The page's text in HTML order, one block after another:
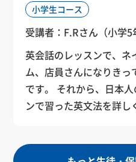
小学生コース
受講者：F.Rさん（小学5
英会話のレッスンで、
ム、店員さんになりき
です。 それから、日本
ンで習った英文法を詳し
メッセージ
日本も日本の食べ物も大
も好きです。
一緒に楽しく英語を学び
す！
メッセージ
生徒一人一人の気持ちに
出すことを大切にしてい
明るく元気なレッスン
サポートします。
メッセージ
分からないことは気軽に
一緒に声に出して練習し
話せるようになりましょ
メッセージ
分からない所は一緒に考
えられるようになっても
自分の言葉で世界と話
す。
育法を学びました。日本
導経験を積んできました
しく明るい先生です。
私はどの生徒も出来るだ
きるチャンスを与えられ
す。
そうすれば、生徒たちは
いながら、レッスンの
ようになります。
メッセージ
私は教材を読み込んで徹
す。それによって、生徒
に応えられるという自信
教材を教える時はテキ
ィや見本を使いながら
のクラスでは、テキス
2012年より当学院講師。
メッセージ
私は、どの生徒にも、居
を話せ、交流を楽しめ
いと思っています。
メッセージ
日本も日本の食べ物も大
も好きです。
一緒に楽しく英語を学び
す！
メッセージ
生徒一人一人の気持ちに
出すことを大切にしてい
明るく元気なレッスン
サポートします。